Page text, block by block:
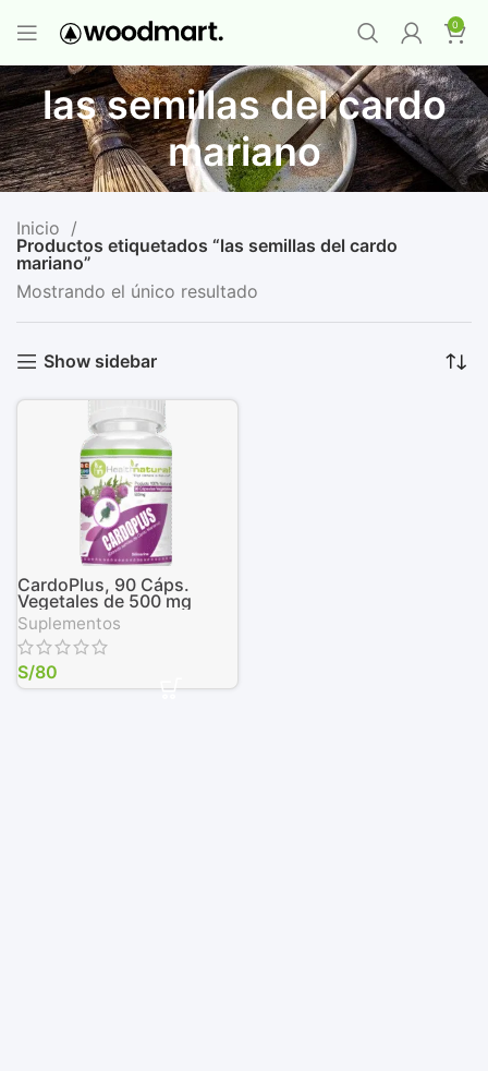
0
las semillas del cardo
mariano
Inicio
Productos etiquetados “las semillas del cardo
mariano”
Mostrando el único resultado
Show sidebar
CardoPlus, 90 Cáps.
Vegetales de 500 mg
Suplementos
S/80
Premium-Compra 12 unidades y llévate 1
GRATIS ¡LO QUIERO YA